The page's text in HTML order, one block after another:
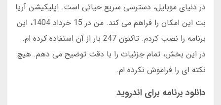
در دنیای موبایل، دسترسی سریع حیاتی است. اپلیکیشن آریا
بت این امکان را فراهم می کند. من در 15 خرداد 1404، این
برنامه را نصب کردم. تاکنون 247 بار از آن استفاده کرده ام.
در این بخش، تمام جزئیات را با دقت توضیح می دهم. هیچ
نکته ای را فراموش نکرده ام.
دانلود برنامه برای اندروید